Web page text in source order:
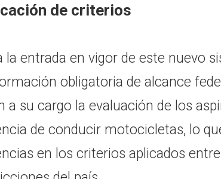
de criterios
la entrada en vigor de este nuevo
obligatoria de alcance
a su cargo la evaluación de los
de conducir motocicletas, lo
en los criterios aplicados